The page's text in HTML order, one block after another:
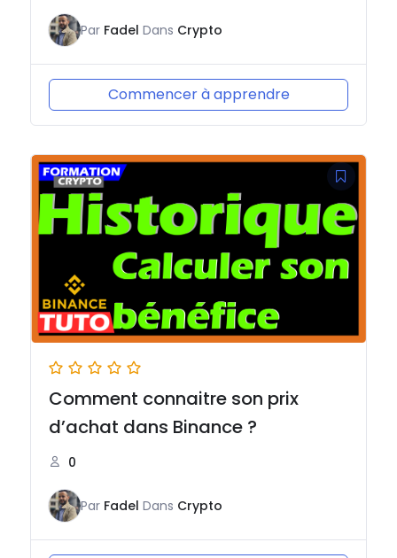
Par Fadel Dans Crypto
Commencer à apprendre
Comment connaitre son prix
d’achat dans Binance ?
0
Par Fadel Dans Crypto